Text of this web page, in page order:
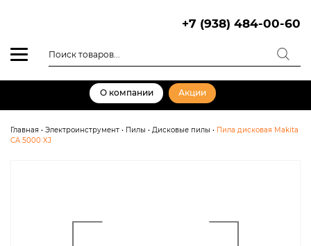
+7 (938) 484-00-60
товаров
О компании Акции
Главная • Электроинструмент • Пилы • Дисковые пилы • Пила дисковая Makita
CA 5000 XJ